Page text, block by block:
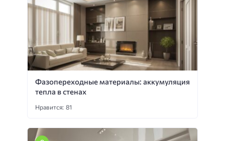
Фазопереходные материалы: аккумуляция
тепла в стенах
Нравится: 81